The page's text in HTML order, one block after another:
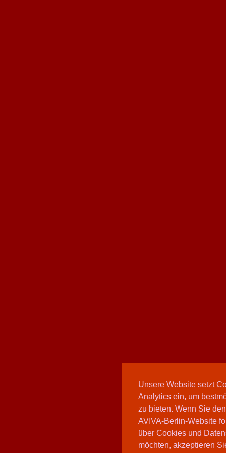
Unsere Website setzt
Analytics ein, um
zu bieten. Wenn Sie
AVIVA-Berlin-Website
über Cookies und
möchten, akzeptieren